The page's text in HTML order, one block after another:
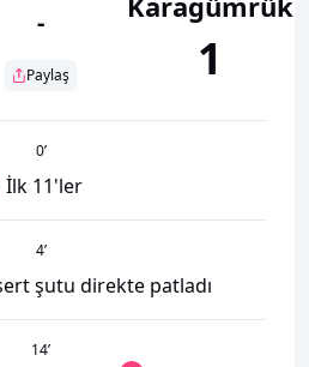
-
Paylaş 1
0’
İlk 11'ler
4’
şutu direkte patladı
14’